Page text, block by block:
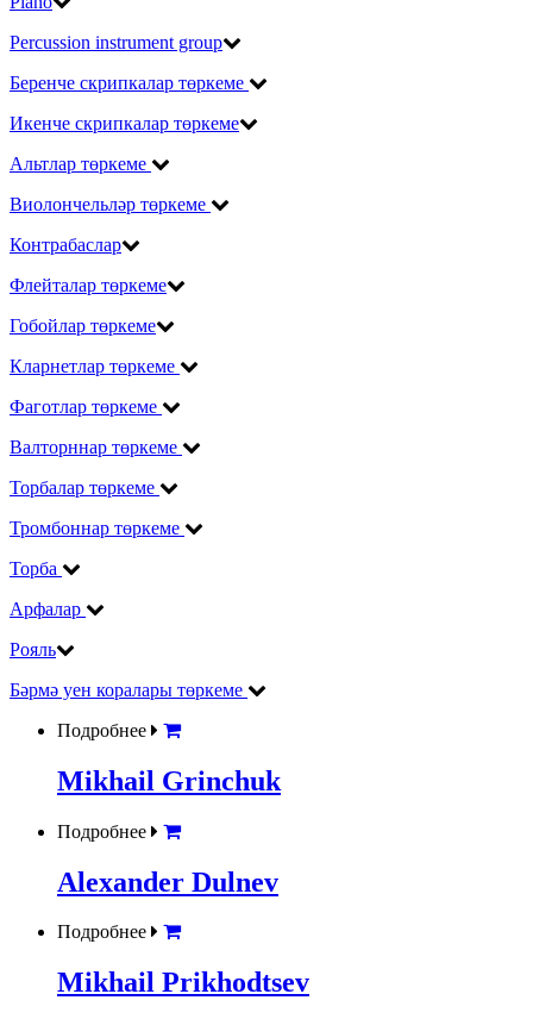
Percussion instrument group
Беренче скрипкалар төркеме
Икенче скрипкалар төркеме
Альтлар төркеме
Виолончельләр төркеме
Контрабаслар
Флейталар төркеме
Гобойлар төркеме
Кларнетлар төркеме
Фаготлар төркеме
Валторннар төркеме
Торбалар төркеме
Тромбоннар төркеме
Торба
Арфалар
Рояль
Бәрмә уен коралары төркеме
Подробнее
Mikhail Grinchuk
Подробнее
Alexander Dulnev
Подробнее
Mikhail Prikhodtsev